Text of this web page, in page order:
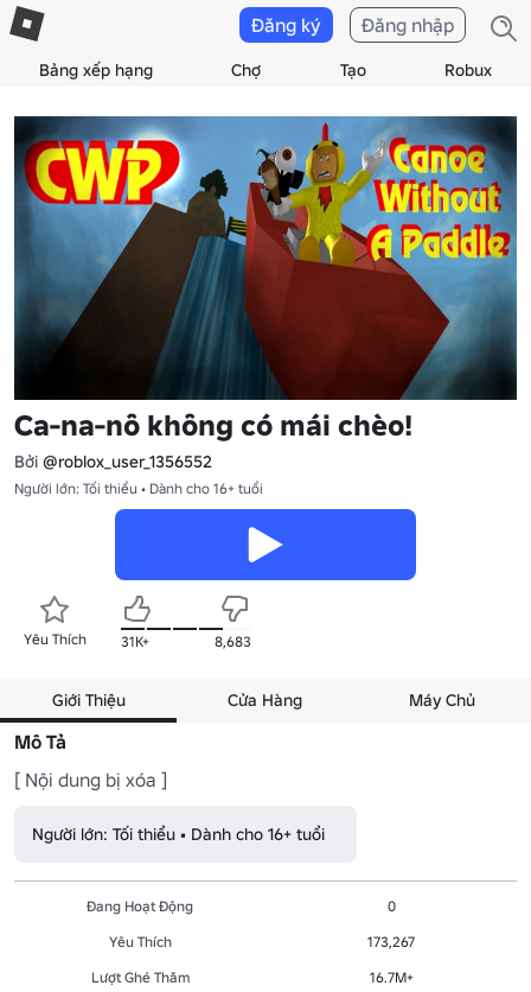
Bảng xếp hạng Chợ Tạo Robux
Đăng ký Đăng nhập
Ca-na-nô không có mái chèo!
Bởi @roblox_user_1356552
Người lớn: Tối thiểu • Dành cho 16+ tuổi
Yêu Thích 31K+ 8,683
Giới Thiệu Cửa Hàng Máy Chủ
Mô Tả
[ Nội dung bị xóa ]
Người lớn: Tối thiểu • Dành cho 16+ tuổi
Đang Hoạt Động
0
Yêu Thích
173,267
Lượt Ghé Thăm
16.7M+